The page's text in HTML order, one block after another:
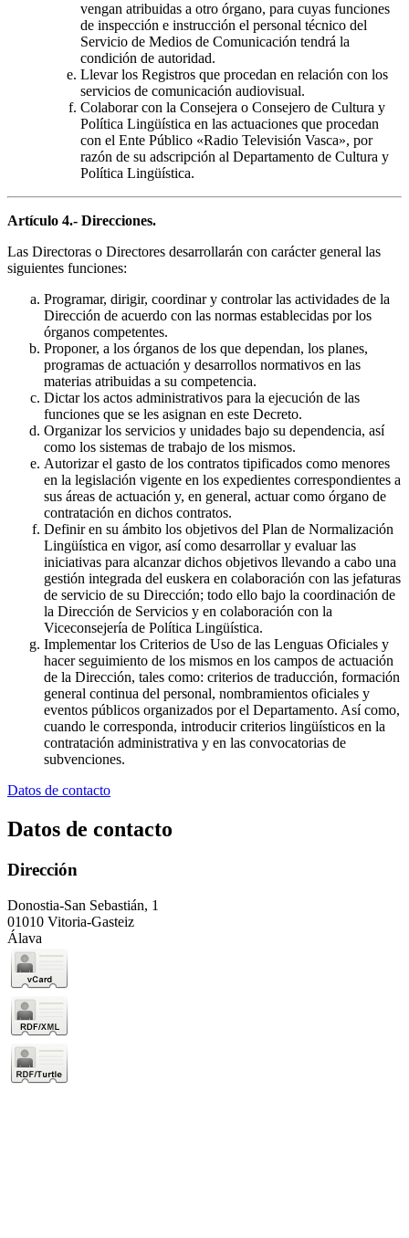
vengan atribuidas a otro órgano, para cuyas funciones
de inspección e instrucción el personal técnico del
Servicio de Medios de Comunicación tendrá la
condición de autoridad.
Llevar los Registros que procedan en relación con los
servicios de comunicación audiovisual.
Colaborar con la Consejera o Consejero de Cultura y
Política Lingüística en las actuaciones que procedan
con el Ente Público «Radio Televisión Vasca», por
razón de su adscripción al Departamento de Cultura y
Política Lingüística.
Artículo 4.- Direcciones.
Las Directoras o Directores desarrollarán con carácter general las
siguientes funciones:
Programar, dirigir, coordinar y controlar las actividades de la
Dirección de acuerdo con las normas establecidas por los
órganos competentes.
Proponer, a los órganos de los que dependan, los planes,
programas de actuación y desarrollos normativos en las
materias atribuidas a su competencia.
Dictar los actos administrativos para la ejecución de las
funciones que se les asignan en este Decreto.
Organizar los servicios y unidades bajo su dependencia, así
como los sistemas de trabajo de los mismos.
Autorizar el gasto de los contratos tipificados como menores
en la legislación vigente en los expedientes correspondientes a
sus áreas de actuación y, en general, actuar como órgano de
contratación en dichos contratos.
Definir en su ámbito los objetivos del Plan de Normalización
Lingüística en vigor, así como desarrollar y evaluar las
iniciativas para alcanzar dichos objetivos llevando a cabo una
gestión integrada del euskera en colaboración con las jefaturas
de servicio de su Dirección; todo ello bajo la coordinación de
la Dirección de Servicios y en colaboración con la
Viceconsejería de Política Lingüística.
Implementar los Criterios de Uso de las Lenguas Oficiales y
hacer seguimiento de los mismos en los campos de actuación
de la Dirección, tales como: criterios de traducción, formación
general continua del personal, nombramientos oficiales y
eventos públicos organizados por el Departamento. Así como,
cuando le corresponda, introducir criterios lingüísticos en la
contratación administrativa y en las convocatorias de
subvenciones.
Datos de contacto
Datos de contacto
Dirección
Donostia-San Sebastián, 1
01010 Vitoria-Gasteiz
Álava